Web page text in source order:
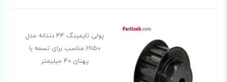
پولی تایمینگ 44 دندانه مدل
H150 مناسب برای تسمه با
پهنای 40 میلیمتر